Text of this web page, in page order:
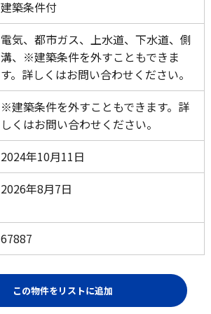
建築条件付
電気、都市ガス、上水道、下水道、側
溝、※建築条件を外すこともできま
す。詳しくはお問い合わせください。
※建築条件を外すこともできます。詳
しくはお問い合わせください。
2024年10月11日
2026年8月7日
67887